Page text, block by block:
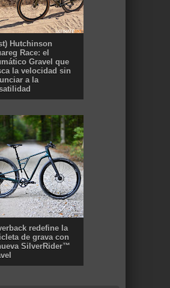
Hutchinson
Race: el
Gravel que
la velocidad sin
a la
redefine la
de grava con
SilverRider™